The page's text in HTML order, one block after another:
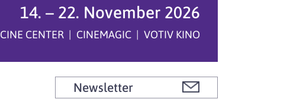
14. – 22. November 2026
CINE CENTER | CINEMAGIC | VOTIV KINO
Newsletter